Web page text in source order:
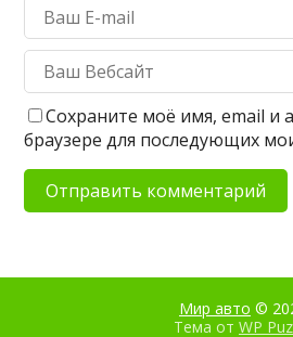
Сохраните моё имя, email и
браузере для последующих
Мир авто ©
Тема от WP